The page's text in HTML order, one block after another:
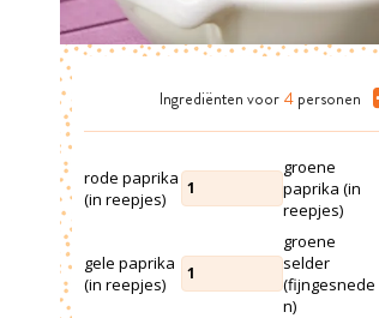
Ingrediënten voor 4 personen
rode paprika
(in reepjes)
1
groene
paprika (in
reepjes)
gele paprika
(in reepjes)
1
groene
selder
(fijngesnede
n)